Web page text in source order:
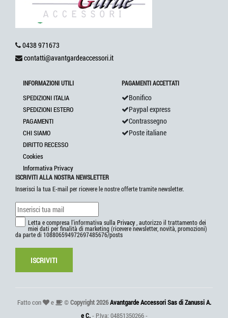
0438 971673
contatti@avantgardeaccessori.it
INFORMAZIONI UTILI
SPEDIZIONI ITALIA
SPEDIZIONI ESTERO
PAGAMENTI
CHI SIAMO
DIRITTO RECESSO
Cookies
Informativa Privacy
PAGAMENTI ACCETTATI
Bonifico
Paypal express
Contrassegno
Poste italiane
ISCRIVITI ALLA NOSTRA NEWSLETTER
Inserisci la tua E-mail per ricevere le nostre offerte tramite newsletter.
Letta e compresa l'informativa sulla Privacy , autorizzo il trattamento dei
miei dati per finalità di marketing (ricevere newsletter, novità, promozioni)
da parte di 108806594972697485676/posts
ISCRIVITI
Fatto con e ©Copyright 2026Avantgarde Accessori Sas di Zanussi A.
e C.- P.Iva: 04851350266 -